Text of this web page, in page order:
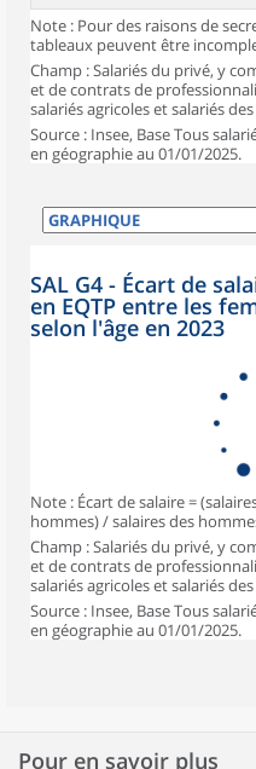
Note : Pour des raisons de
tableaux peuvent être
Champ : Salariés du privé, y
et de contrats de
salariés agricoles et salariés
Source : Insee, Base Tous
en géographie au 01/01/2025.
SAL G4 - Écart de
en EQTP entre les
selon l'âge en 2023
Note : Écart de salaire =
hommes) / salaires des
Champ : Salariés du privé, y
et de contrats de
salariés agricoles et salariés
Source : Insee, Base Tous
en géographie au 01/01/2025.
Pour en savoir plus